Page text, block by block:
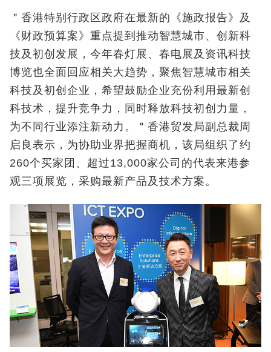
＂香港特别行政区政府在最新的《施政报告》及
《财政预算案》重点提到推动智慧城市、创新科
技及初创发展，今年春灯展、春电展及资讯科技
博览也全面回应相关大趋势，聚焦智慧城市相关
科技及初创企业，希望鼓励企业充份利用最新创
科技术，提升竞争力，同时释放科技初创力量，
为不同行业添注新动力。＂香港贸发局副总裁周
启良表示，为协助业界把握商机，该局组织了约
260个买家团、超过13,000家公司的代表来港参
观三项展览，采购最新产品及技术方案。